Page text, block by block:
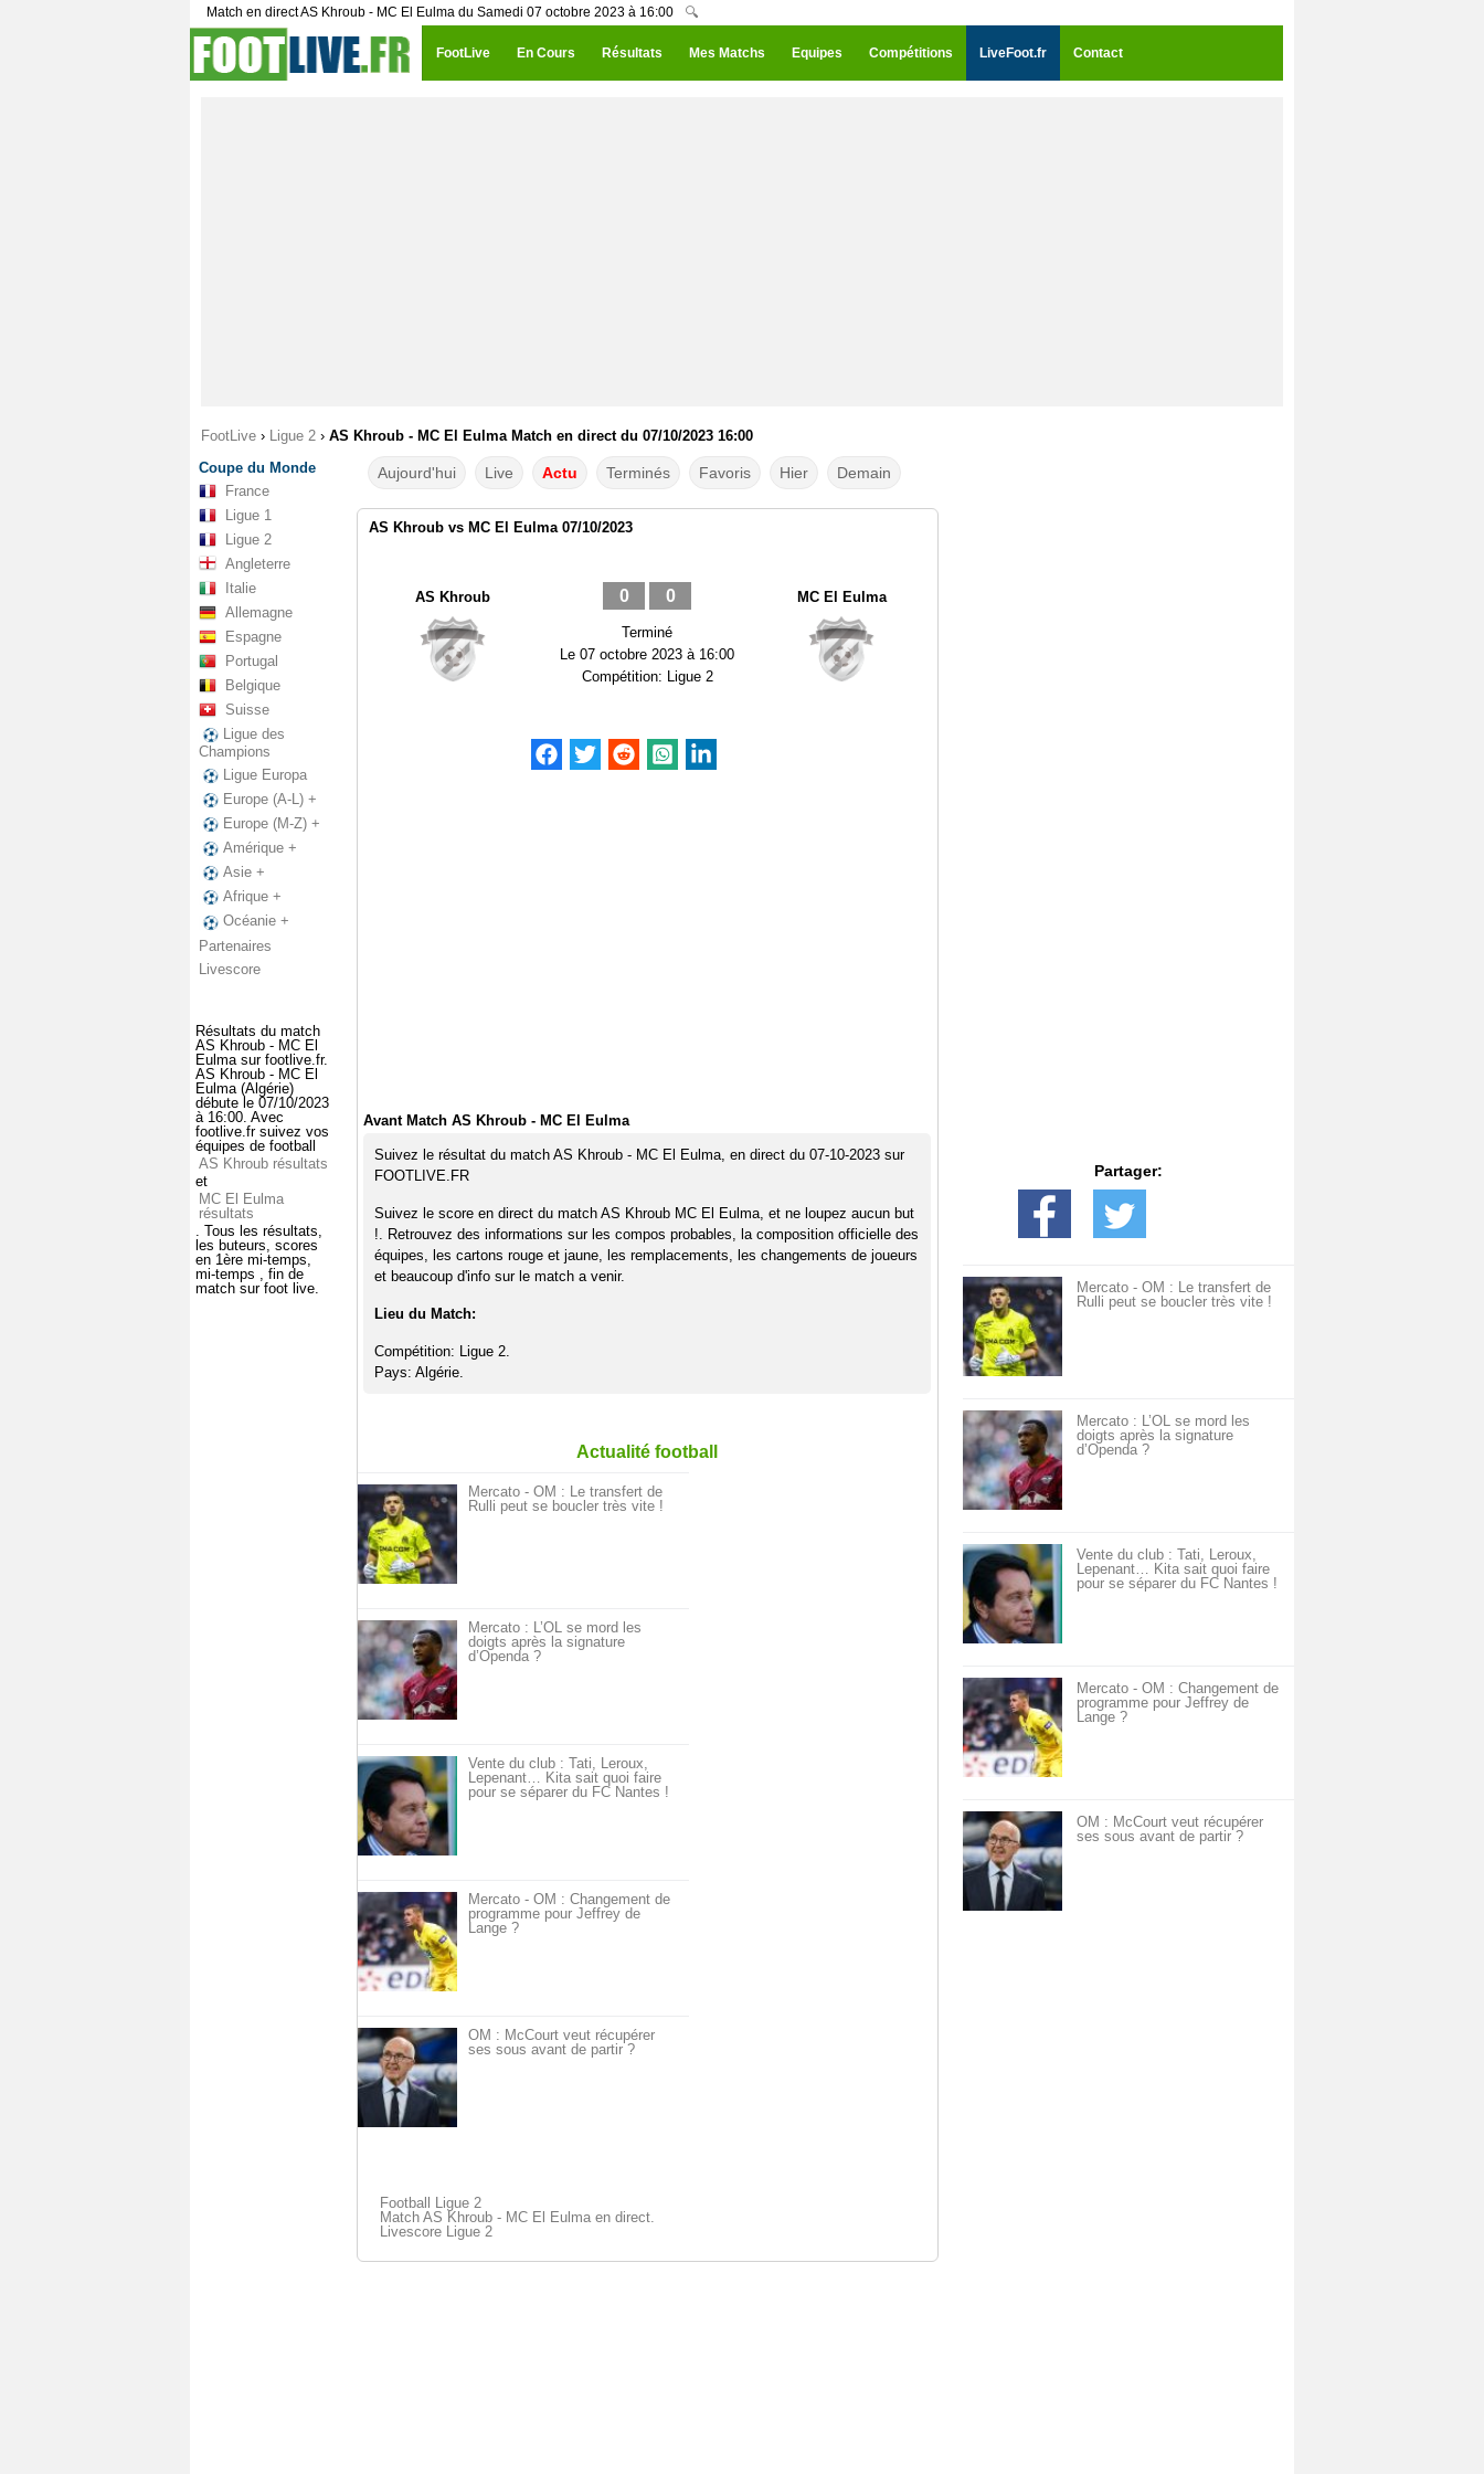
Match en direct AS Khroub - MC El Eulma du Samedi 07 octobre 2023 à 16:00 🔍
FootLive En Cours Résultats Mes Matchs Equipes Compétitions LiveFoot.fr Contact
FootLive › Ligue 2 › AS Khroub - MC El Eulma Match en direct du 07/10/2023 16:00
Coupe du Monde
France
Ligue 1
Ligue 2
Angleterre
Italie
Allemagne
Espagne
Portugal
Belgique
Suisse
Ligue des
Champions
Ligue Europa
Europe (A-L) +
Europe (M-Z) +
Amérique +
Asie +
Afrique +
Océanie +
Partenaires
Livescore
Résultats du match
AS Khroub - MC El
Eulma sur footlive.fr.
AS Khroub - MC El
Eulma (Algérie)
débute le 07/10/2023
à 16:00. Avec
footlive.fr suivez vos
équipes de football
AS Khroub résultats
et
MC El Eulma
résultats
. Tous les résultats,
les buteurs, scores
en 1ère mi-temps,
mi-temps , fin de
match sur foot live.
Aujourd'hui Live Actu Terminés Favoris Hier Demain
AS Khroub vs MC El Eulma 07/10/2023
AS Khroub 0 0
Terminé
Le 07 octobre 2023 à 16:00
Compétition: Ligue 2
MC El Eulma
Avant Match AS Khroub - MC El Eulma
Suivez le résultat du match AS Khroub - MC El Eulma, en direct du 07-10-2023 sur
FOOTLIVE.FR
Suivez le score en direct du match AS Khroub MC El Eulma, et ne loupez aucun but
!. Retrouvez des informations sur les compos probables, la composition officielle des
équipes, les cartons rouge et jaune, les remplacements, les changements de joueurs
et beaucoup d'info sur le match a venir.
Lieu du Match:
Compétition: Ligue 2.
Pays: Algérie.
Actualité football
Mercato - OM : Le transfert de
Rulli peut se boucler très vite !
Mercato : L’OL se mord les
doigts après la signature
d’Openda ?
Vente du club : Tati, Leroux,
Lepenant… Kita sait quoi faire
pour se séparer du FC Nantes !
Mercato - OM : Changement de
programme pour Jeffrey de
Lange ?
OM : McCourt veut récupérer
ses sous avant de partir ?
Football Ligue 2
Match AS Khroub - MC El Eulma en direct.
Livescore Ligue 2
Partager:
Mercato - OM : Le transfert de
Rulli peut se boucler très vite !
Mercato : L’OL se mord les
doigts après la signature
d’Openda ?
Vente du club : Tati, Leroux,
Lepenant… Kita sait quoi faire
pour se séparer du FC Nantes !
Mercato - OM : Changement de
programme pour Jeffrey de
Lange ?
OM : McCourt veut récupérer
ses sous avant de partir ?